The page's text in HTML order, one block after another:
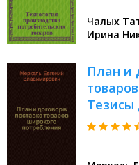
Чалых
Ирина
План и
Тезисы